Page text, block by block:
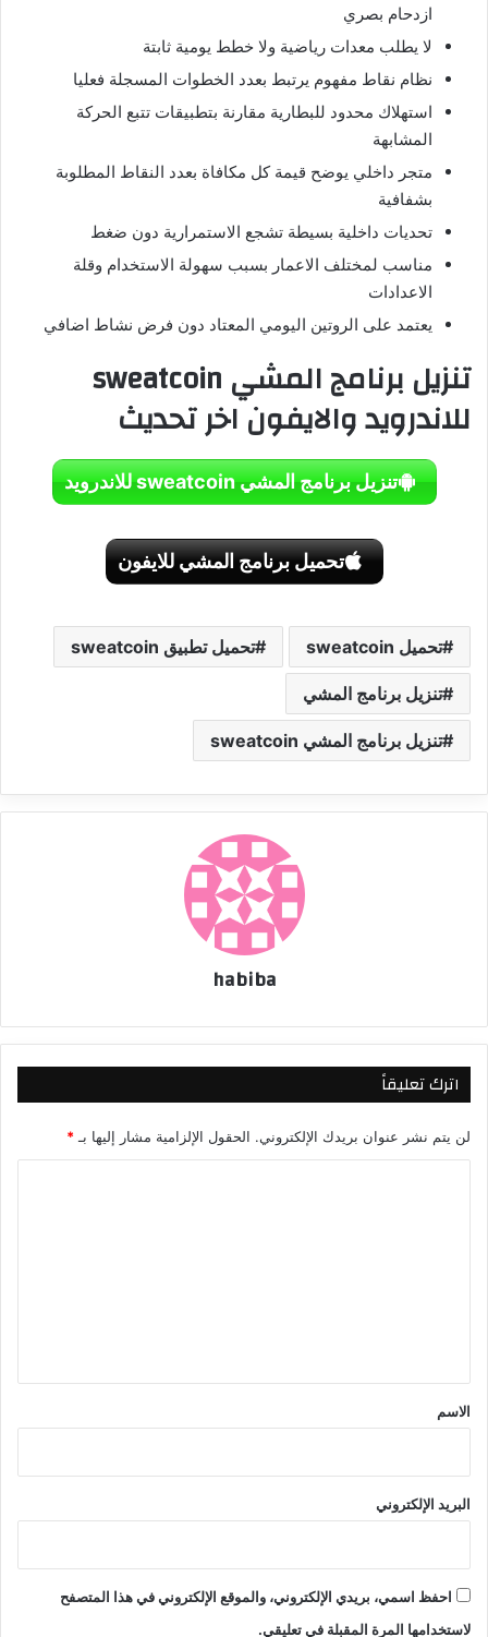
ازدحام بصري
لا يطلب معدات رياضية ولا خطط يومية ثابتة
نظام نقاط مفهوم يرتبط بعدد الخطوات المسجلة فعليا
استهلاك محدود للبطارية مقارنة بتطبيقات تتبع الحركة
المشابهة
متجر داخلي يوضح قيمة كل مكافاة بعدد النقاط المطلوبة
بشفافية
تحديات داخلية بسيطة تشجع الاستمرارية دون ضغط
مناسب لمختلف الاعمار بسبب سهولة الاستخدام وقلة
الاعدادات
يعتمد على الروتين اليومي المعتاد دون فرض نشاط اضافي
تنزيل برنامج المشي sweatcoin
للاندرويد والايفون اخر تحديث
تنزيل برنامج المشي sweatcoin للاندرويد
تحميل برنامج المشي للايفون
تحميل sweatcoin تحميل تطبيق sweatcoin
تنزيل برنامج المشي
تنزيل برنامج المشي sweatcoin
habiba
اترك تعليقاً
لن يتم نشر عنوان بريدك الإلكتروني. الحقول الإلزامية مشار إليها بـ *
*
الاسم
البريد الإلكتروني
احفظ اسمي، بريدي الإلكتروني، والموقع الإلكتروني في هذا المتصفح
لاستخدامها المرة المقبلة في تعليقي.